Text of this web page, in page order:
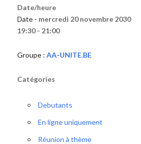
Date/heure
Date - mercredi 20 novembre 2030
19:30 - 21:00
Groupe : AA-UNITE.BE
Catégories
Debutants
En ligne uniquement
Réunion à thème